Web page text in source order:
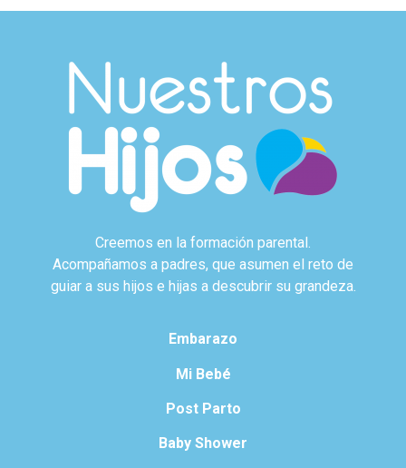
Creemos en la formación parental.
Acompañamos a padres, que asumen el reto de
guiar a sus hijos e hijas a descubrir su grandeza.
Embarazo
Mi Bebé
Post Parto
Baby Shower